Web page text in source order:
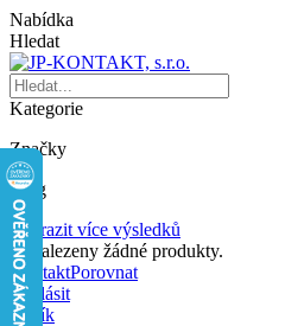
Nabídka
Hledat
Kategorie
Značky
Blog
Zobrazit více výsledků
Nenalezeny žádné produkty.
KontaktPorovnat
Přihlásit
Košík